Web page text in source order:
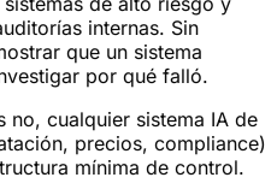
internas. Sin
que un sistema
por qué falló.
no, cualquier sistema IA de
precios, compliance)
mínima de control.